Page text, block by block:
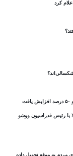
کرد
با رئیس فدراسیون ووشو